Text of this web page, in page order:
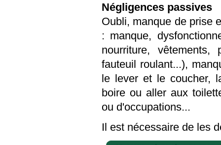
Négligences passives
Oubli, manque de prise
: manque,
nourriture, vêtements,
fauteuil roulant...),
le lever et le coucher,
boire ou aller aux
ou d'occupations...
Il est nécessaire de les